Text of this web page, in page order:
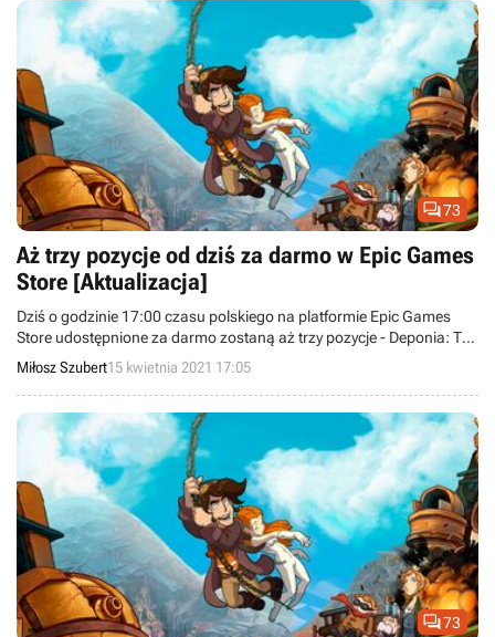
73
Aż trzy pozycje od dziś za darmo w Epic Games
Store [Aktualizacja]
Dziś o godzinie 17:00 czasu polskiego na platformie Epic Games
Store udostępnione za darmo zostaną aż trzy pozycje - Deponia: The
Complete Journey, Filary Ziemi oraz The First Tree. Wszystkie te
produkcje będzie można odebrać do 22 kwietnia.
Miłosz Szubert15 kwietnia 2021 17:05
73